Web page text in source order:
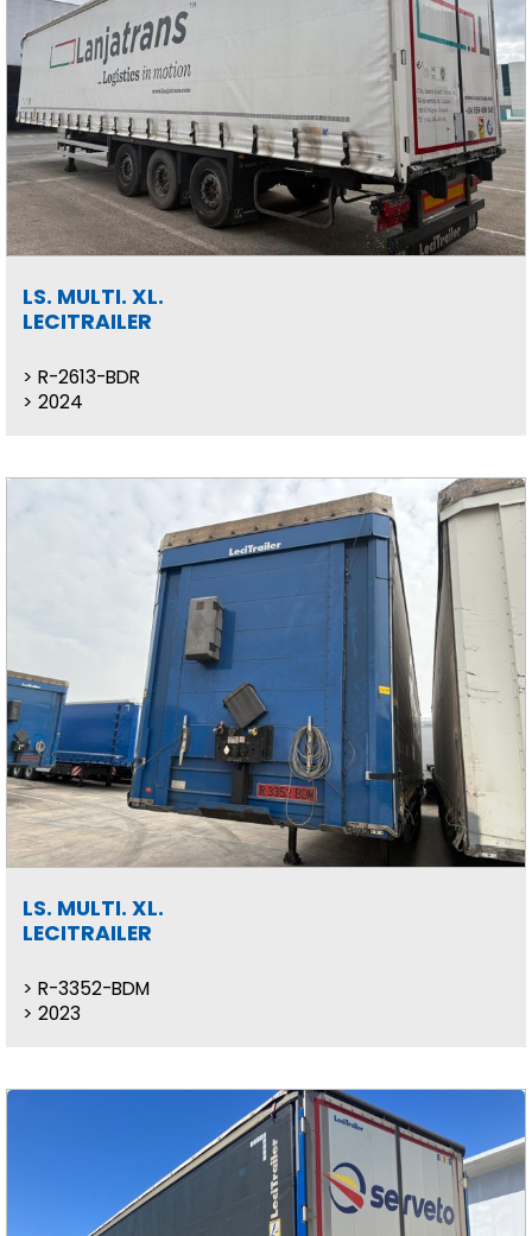
LS. MULTI. XL.
LECITRAILER
R-2613-BDR
2024
LS. MULTI. XL.
LECITRAILER
R-3352-BDM
2023